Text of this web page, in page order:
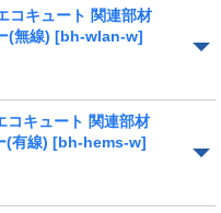
キュート 関連部材
(無線) [bh-wlan-w]
キュート 関連部材
(有線) [bh-hems-w]